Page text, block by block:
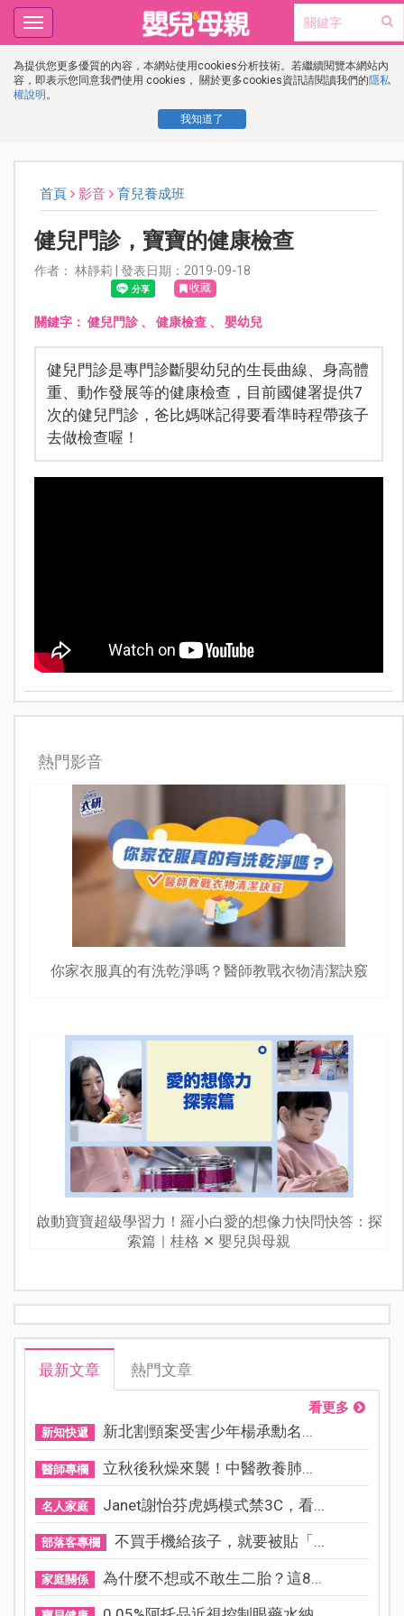
為提供您更多優質的內容，本網站使用cookies分析技術。若繼續閱覽本網站內
容，即表示您同意我們使用 cookies， 關於更多cookies資訊請閱讀我們的隱私
權說明 。
我知道了
Toggle
navigation
首頁 影音 育兒養成班
健兒門診，寶寶的健康檢查
作者： 林靜莉 | 發表日期：2019-09-18
收藏
關鍵字： 健兒門診、 健康檢查、 嬰幼兒
健兒門診是專門診斷嬰幼兒的生長曲線、身高體
重、動作發展等的健康檢查，目前國健署提供7
次的健兒門診，爸比媽咪記得要看準時程帶孩子
去做檢查喔！
熱門影音
你家衣服真的有洗乾淨嗎？醫師教戰衣物清潔訣竅
啟動寶寶超級學習力！羅小白愛的想像力快問快答：探
索篇｜桂格 ✕ 嬰兒與母親
最新文章 熱門文章
看更多
新知快遞 新北割頸案受害少年楊承勳名...
醫師專欄 立秋後秋燥來襲！中醫教養肺...
名人家庭 Janet謝怡芬虎媽模式禁3C，看...
部落客專欄 不買手機給孩子，就要被貼「...
家庭關係 為什麼不想或不敢生二胎？這8...